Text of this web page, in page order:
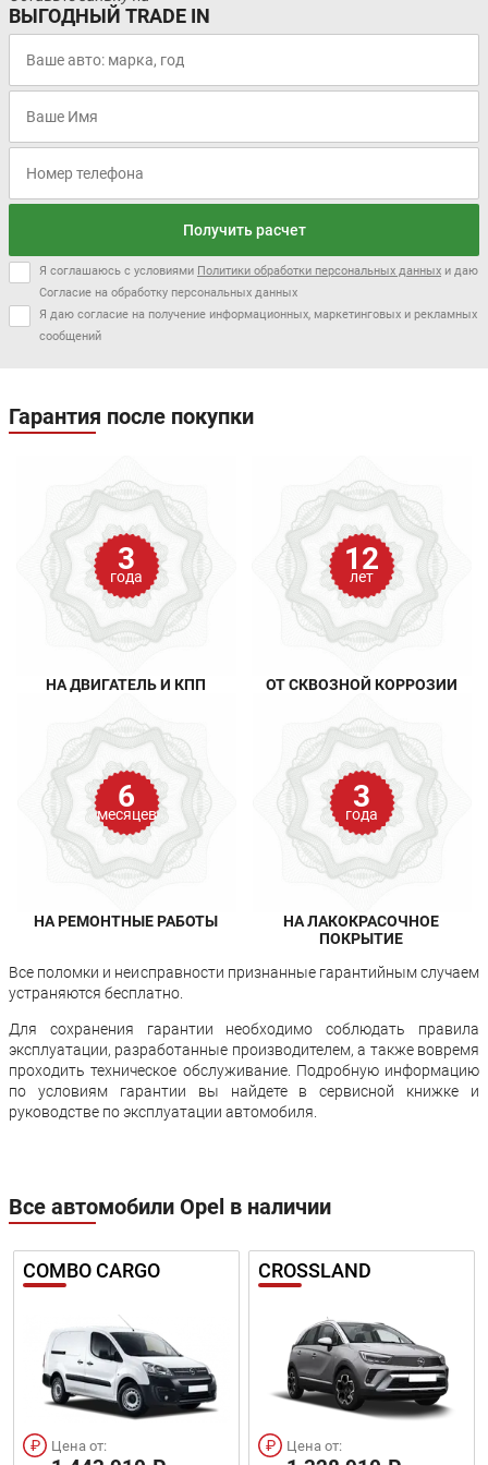
ВЫГОДНЫЙ TRADE IN
Получить расчет
Я соглашаюсь с условиями Политики обработки персональных данных и даю
Согласие на обработку персональных данных
Я даю согласие на получение информационных, маркетинговых и рекламных
сообщений
Гарантия после покупки
3
года
НА ДВИГАТЕЛЬ И КПП
12
лет
ОТ СКВОЗНОЙ КОРРОЗИИ
6
месяцев
НА РЕМОНТНЫЕ РАБОТЫ
3
года
НА ЛАКОКРАСОЧНОЕ
ПОКРЫТИЕ
Все поломки и неисправности признанные гарантийным случаем
устраняются бесплатно.
Для сохранения гарантии необходимо соблюдать правила
эксплуатации, разработанные производителем, а также вовремя
проходить техническое обслуживание. Подробную информацию
по условиям гарантии вы найдете в сервисной книжке и
руководстве по эксплуатации автомобиля.
Все автомобили Opel в наличии
COMBO CARGO
Цена от:
CROSSLAND
Цена от: